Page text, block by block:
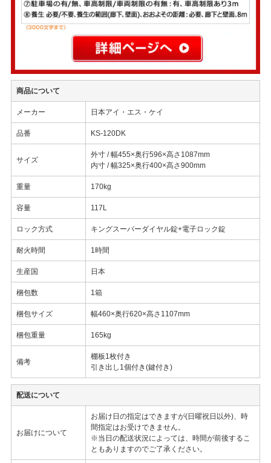
商品について
メーカー 日本アイ・エス・ケイ
品番 KS-120DK
サイズ
外寸 / 幅455×奥行596×高さ1087mm
内寸 / 幅325×奥行400×高さ900mm
重量 170kg
容量 117L
ロック方式 キングスーパーダイヤル錠+電子ロック錠
耐火時間 1時間
生産国 日本
梱包数 1箱
梱包サイズ 幅460×奥行620×高さ1107mm
梱包重量 165kg
備考
棚板1枚付き
引き出し1個付き(鍵付き)
配送について
お届けについて
お届け日の指定はできますが(日曜祝日以外)、時
間指定はお受けできません。
※当日の配送状況によっては、時間が前後するこ
ともありますのでご了承ください。